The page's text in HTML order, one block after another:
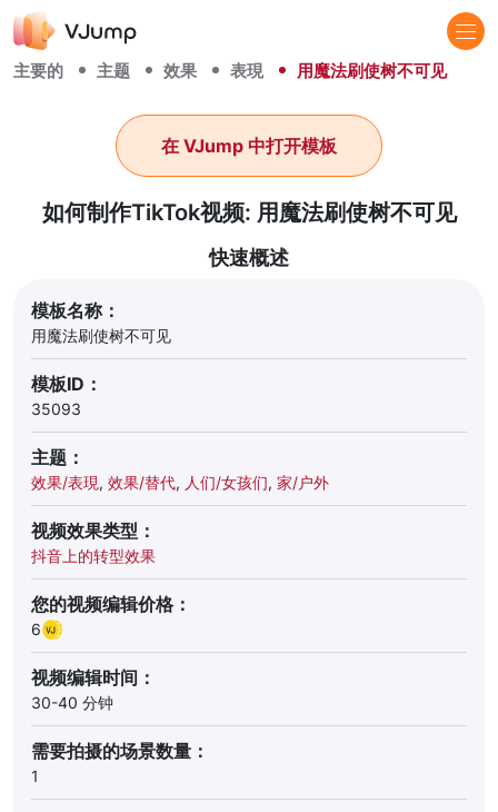
主要的 主题 效果 表現 用魔法刷使树不可见
如何制作TikTok视频: 用魔法刷使树不可见
在 VJump 中打开模板
快速概述
模板名称：
用魔法刷使树不可见
模板ID：
35093
主题：
效果/表現, 效果/替代, 人们/女孩们, 家/户外
视频效果类型：
抖音上的转型效果
您的视频编辑价格：
6
视频编辑时间：
30-40 分钟
需要拍摄的场景数量：
1